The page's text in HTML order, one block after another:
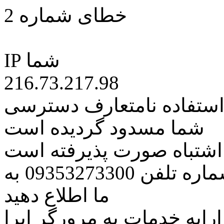
خطای شماره 2
IP شما
216.73.217.98
نامتعارف دسترسی
شما مسدود گردیده است
اشتباه صورت پذیرفته است
مراتب این مسئله را از طریق شماره تلفن 09353273300 به
ما اطلاع دهید
خدمات به مرورگر اپرا